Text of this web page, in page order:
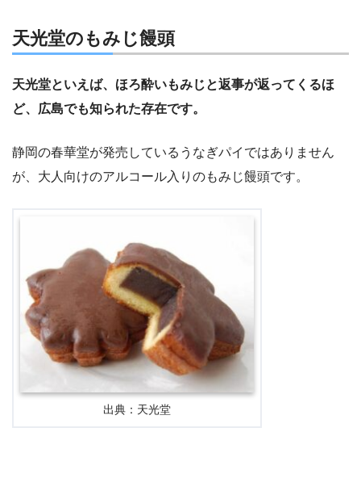
天光堂のもみじ饅頭
天光堂といえば、ほろ酔いもみじと返事が返ってくるほ
ど、広島でも知られた存在です。
静岡の春華堂が発売しているうなぎパイではありません
が、大人向けのアルコール入りのもみじ饅頭です。
出典：天光堂